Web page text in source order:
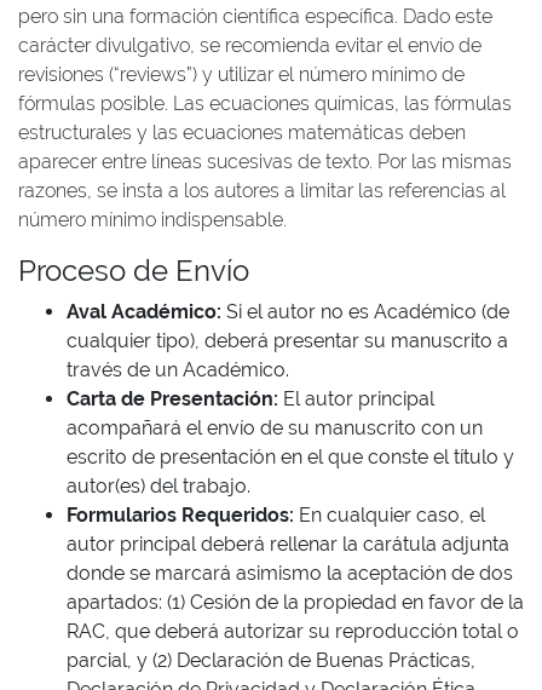
pero sin una formación científica específica. Dado este
carácter divulgativo, se recomienda evitar el envío de
revisiones (“reviews”) y utilizar el número mínimo de
fórmulas posible. Las ecuaciones químicas, las fórmulas
estructurales y las ecuaciones matemáticas deben
aparecer entre líneas sucesivas de texto. Por las mismas
razones, se insta a los autores a limitar las referencias al
número mínimo indispensable.
Proceso de Envío
Aval Académico: Si el autor no es Académico (de
cualquier tipo), deberá presentar su manuscrito a
través de un Académico.
Carta de Presentación: El autor principal
acompañará el envío de su manuscrito con un
escrito de presentación en el que conste el título y
autor(es) del trabajo.
Formularios Requeridos: En cualquier caso, el
autor principal deberá rellenar la carátula adjunta
donde se marcará asimismo la aceptación de dos
apartados: (1) Cesión de la propiedad en favor de la
RAC, que deberá autorizar su reproducción total o
parcial, y (2) Declaración de Buenas Prácticas,